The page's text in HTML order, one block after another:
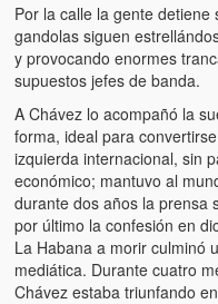
Por la calle la gente
gandolas siguen
y provocando enormes
supuestos jefes de banda.
A Chávez lo acompañó la
forma, ideal para
izquierda internacional, sin
económico; mantuvo al
durante dos años la prensa
por último la confesión en
La Habana a morir culminó
mediática. Durante cuatro
Chávez estaba triunfando